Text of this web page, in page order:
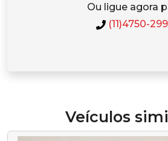
Ou ligue agora
(11)4750-
Veículos